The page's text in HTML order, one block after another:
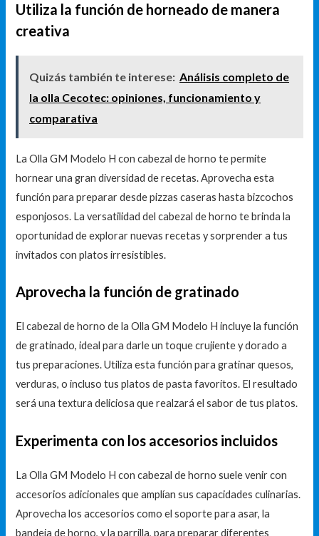
Utiliza la función de horneado de manera
creativa
Quizás también te interese: Análisis completo de
la olla Cecotec: opiniones, funcionamiento y
comparativa
La Olla GM Modelo H con cabezal de horno te permite
hornear una gran diversidad de recetas. Aprovecha esta
función para preparar desde pizzas caseras hasta bizcochos
esponjosos. La versatilidad del cabezal de horno te brinda la
oportunidad de explorar nuevas recetas y sorprender a tus
invitados con platos irresistibles.
Aprovecha la función de gratinado
El cabezal de horno de la Olla GM Modelo H incluye la función
de gratinado, ideal para darle un toque crujiente y dorado a
tus preparaciones. Utiliza esta función para gratinar quesos,
verduras, o incluso tus platos de pasta favoritos. El resultado
será una textura deliciosa que realzará el sabor de tus platos.
Experimenta con los accesorios incluidos
La Olla GM Modelo H con cabezal de horno suele venir con
accesorios adicionales que amplían sus capacidades culinarias.
Aprovecha los accesorios como el soporte para asar, la
bandeja de horno, y la parrilla, para preparar diferentes